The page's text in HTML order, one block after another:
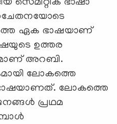
സെമിറ്റിക് ഭാഷാ
ഏക ഭാഷയാണ്
ഉത്തര
അറബി.
ലോകത്തെ
ഭാഷയാണത്. ലോകത്തെ
പ്രഥമ